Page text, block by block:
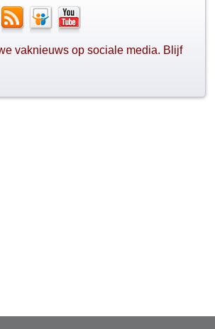
vaknieuws op sociale media. Blijf